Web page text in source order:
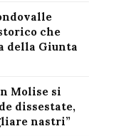
che
della Giunta
Molise si
dissestate,
nastri”